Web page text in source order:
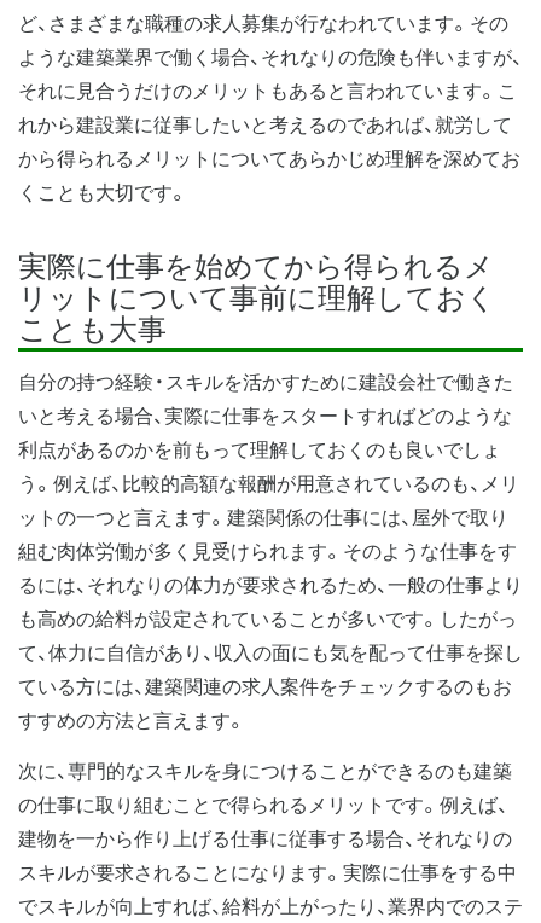
ど、さまざまな職種の求人募集が行なわれています。その
ような建築業界で働く場合、それなりの危険も伴いますが、
それに見合うだけのメリットもあると言われています。こ
れから建設業に従事したいと考えるのであれば、就労して
から得られるメリットについてあらかじめ理解を深めてお
くことも大切です。
実際に仕事を始めてから得られるメ
リットについて事前に理解しておく
ことも大事
自分の持つ経験・スキルを活かすために建設会社で働きた
いと考える場合、実際に仕事をスタートすればどのような
利点があるのかを前もって理解しておくのも良いでしょ
う。例えば、比較的高額な報酬が用意されているのも、メリ
ットの一つと言えます。建築関係の仕事には、屋外で取り
組む肉体労働が多く見受けられます。そのような仕事をす
るには、それなりの体力が要求されるため、一般の仕事より
も高めの給料が設定されていることが多いです。したがっ
て、体力に自信があり、収入の面にも気を配って仕事を探し
ている方には、建築関連の求人案件をチェックするのもお
すすめの方法と言えます。
次に、専門的なスキルを身につけることができるのも建築
の仕事に取り組むことで得られるメリットです。例えば、
建物を一から作り上げる仕事に従事する場合、それなりの
スキルが要求されることになります。実際に仕事をする中
でスキルが向上すれば、給料が上がったり、業界内でのステ